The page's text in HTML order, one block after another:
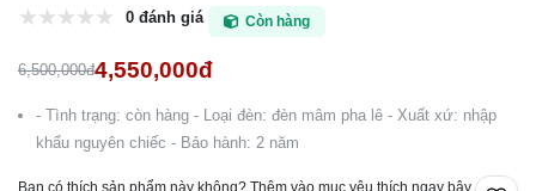
0 đánh giá Còn hàng
6,500,000đ4,550,000đ
- Tình trạng: còn hàng - Loại đèn: đèn mâm pha lê - Xuất xứ: nhập
khẩu nguyên chiếc - Bảo hành: 2 năm
Bạn có thích sản phẩm này không? Thêm vào mục yêu thích ngay bây